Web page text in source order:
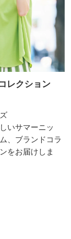
値段が安けれ
レクション
いサマーニッ
、ブランドコラ
をお届けしま